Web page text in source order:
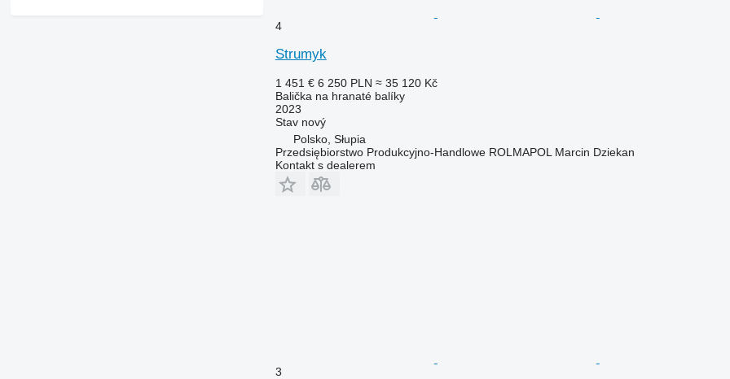
4
Strumyk
1 451 € 6 250 PLN ≈ 35 120 Kč
Balička na hranaté balíky
2023
Stavnový
Polsko, Słupia
Przedsiębiorstwo Produkcyjno-Handlowe ROLMAPOL Marcin Dziekan
Kontakt s dealerem
3